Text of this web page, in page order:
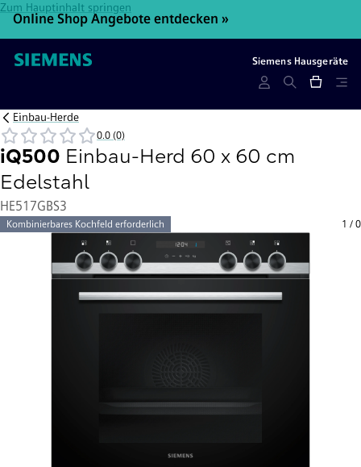
Zum Hauptinhalt springen
Online Shop Angebote entdecken »
Siemens Hausgeräte
Einbau-Herde
iQ500 Einbau-Herd 60 x 60 cm
Edelstahl
HE517GBS3
0.0 (0)
Kombinierbares Kochfeld erforderlich 1 / 0